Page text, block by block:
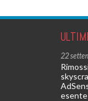
22
esente